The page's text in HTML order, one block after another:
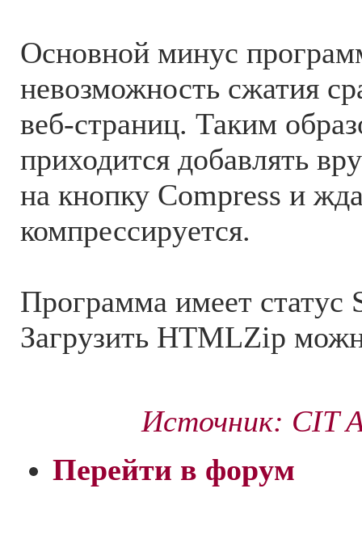
Основной минус
невозможность сжатия
веб-страниц. Таким
приходится добавлять
на кнопку Compress и
компрессируется.
Программа имеет статус
Загрузить HTMLZip
Источник: CIT
Перейти в форум